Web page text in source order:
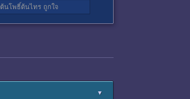
ต้นโพธิ์ต้นไทร ถูกใจ
▼